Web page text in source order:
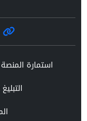
استمارة المنصة